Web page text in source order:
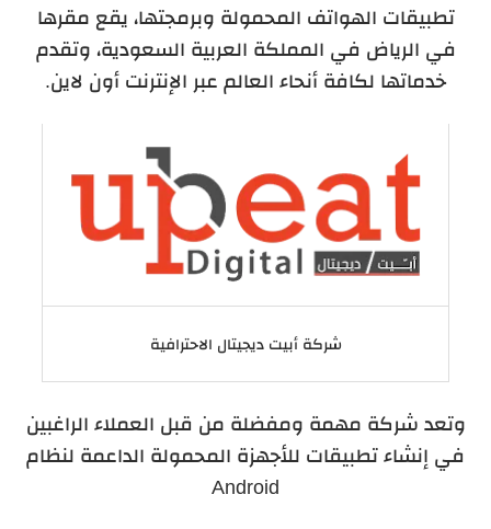
تطبيقات الهواتف المحمولة وبرمجتها، يقع مقرها
في الرياض في المملكة العربية السعودية، وتقدم
خدماتها لكافة أنحاء العالم عبر الإنترنت أون لاين.
شركة أبيت ديجيتال الاحترافية
وتعد شركة مهمة ومفضلة من قبل العملاء الراغبين
في إنشاء تطبيقات للأجهزة المحمولة الداعمة لنظام
Android